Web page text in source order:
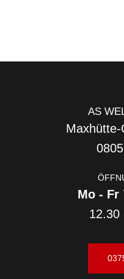
AS
Mo - Fr
12.30